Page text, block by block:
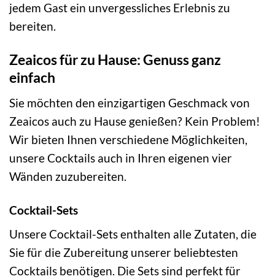
jedem Gast ein unvergessliches Erlebnis zu
bereiten.
Zeaicos für zu Hause: Genuss ganz
einfach
Sie möchten den einzigartigen Geschmack von
Zeaicos auch zu Hause genießen? Kein Problem!
Wir bieten Ihnen verschiedene Möglichkeiten,
unsere Cocktails auch in Ihren eigenen vier
Wänden zuzubereiten.
Cocktail-Sets
Unsere Cocktail-Sets enthalten alle Zutaten, die
Sie für die Zubereitung unserer beliebtesten
Cocktails benötigen. Die Sets sind perfekt für